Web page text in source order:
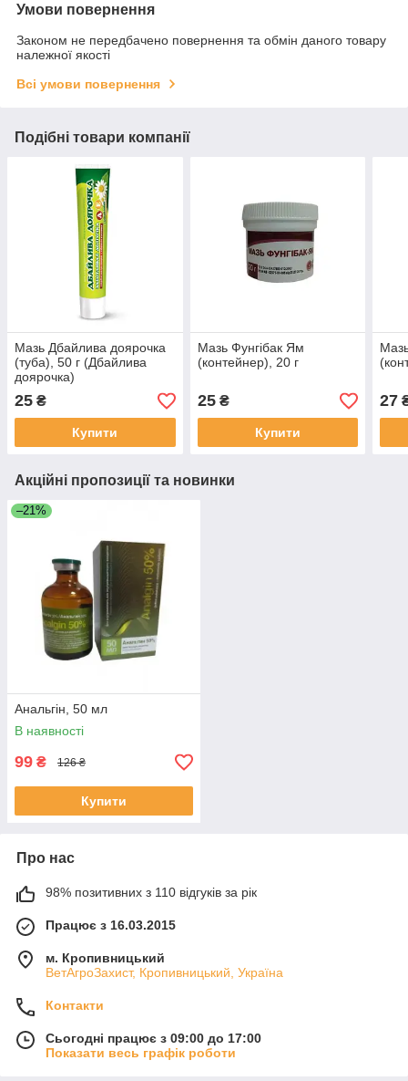
Умови повернення
Законом не передбачено повернення та обмін даного товару
належної якості
Всі умови повернення
Подібні товари компанії
Мазь Дбайлива доярочка
(туба), 50 г (Дбайлива
доярочка)
25 ₴
Купити
Мазь Фунгібак Ям
(контейнер), 20 г
25₴
Купити
27
Акційні пропозиції та новинки
–21%
Анальгін, 50 мл
В наявності
99 ₴ 126 ₴
Купити
Про нас
98% позитивних з 110 відгуків за рік
Працює з 16.03.2015
м. Кропивницький
ВетАгроЗахист, Кропивницький, Україна
Контакти
Сьогодні працює з 09:00 до 17:00
Показати весь графік роботи